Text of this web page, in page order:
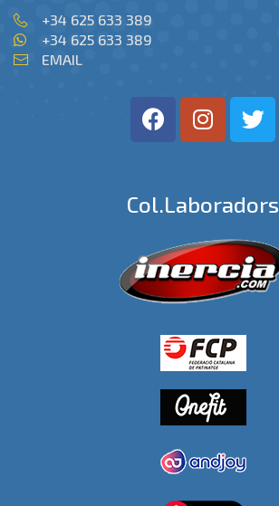
+34 625 633 389
+34 625 633 389
EMAIL
Col.laboradors